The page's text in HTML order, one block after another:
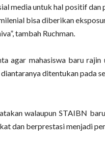
media untuk hal positif
bisa diberikan
tambah Ruchman.
agar mahasiswa baru
ditentukan pada
walaupun STAIBN
dan berprestasi menjadi